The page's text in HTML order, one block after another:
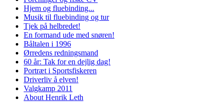
Hjem og fluebinding...
Musik til fluebinding og tur
Tjek på helbredet!
En formand ude med snøren!
Båltalen i 1996
Ørredens redningsmand
60 år: Tak for en dejlig dag!
Portræt i Sportsfiskeren
Driverliv å elven!
Valgkamp 2011
About Henrik Leth